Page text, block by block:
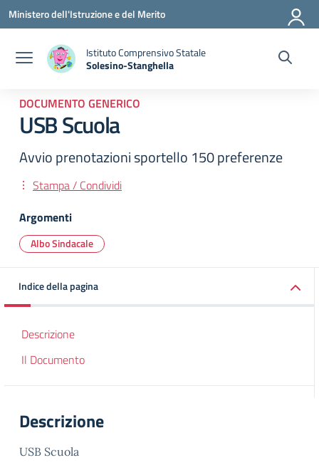
Vai ai contenuti
Vai al menu di navigazione
Vai al footer
Ministero dell'Istruzione e del Merito
Istituto Comprensivo Statale
Solesino-Stanghella
— Visita la pagina iniziale della scuola
DOCUMENTO GENERICO
USB Scuola
Avvio prenotazioni sportello 150 preferenze
Stampa / Condividi
Argomenti
Albo Sindacale
Indice della pagina
Descrizione
Il Documento
Descrizione
USB Scuola